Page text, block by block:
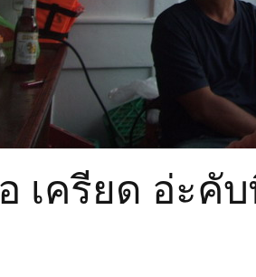
เครียด อ่ะคั